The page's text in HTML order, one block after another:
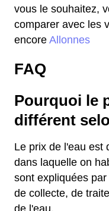
vous le souhaitez,
comparer avec les
encore Allonnes
FAQ
Pourquoi le
différent
Le prix de l'eau est
dans laquelle on
sont expliquées
de collecte, de
de l'eau.